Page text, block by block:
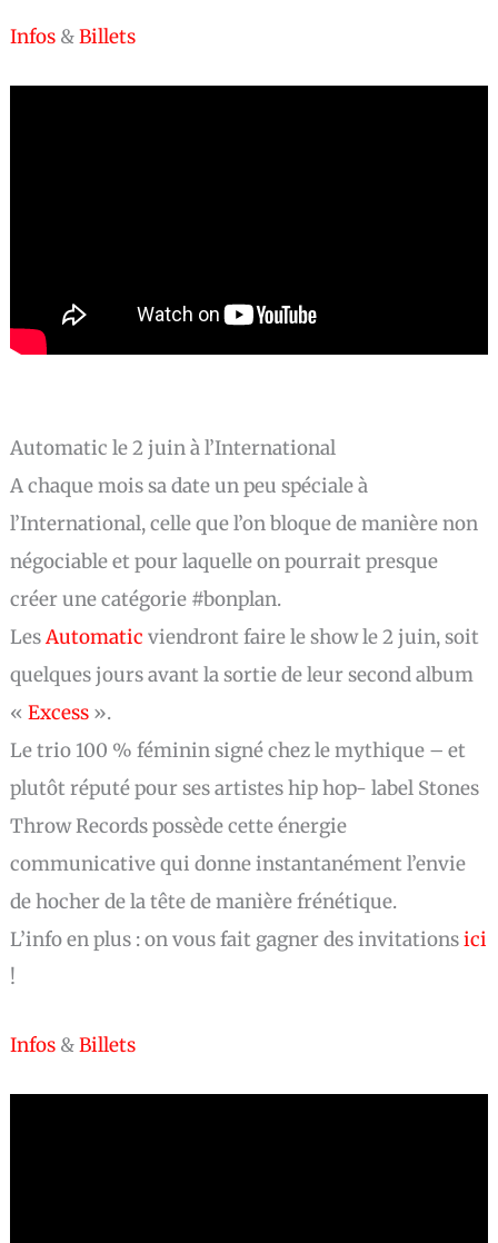
Infos &Billets
Automatic le 2 juin à l’International
A chaque mois sa date un peu spéciale à
l’International, celle que l’on bloque de manière non
négociable et pour laquelle on pourrait presque
créer une catégorie #bonplan.
LesAutomatic viendront faire le show le 2 juin, soit
quelques jours avant la sortie de leur second album
«Excess ».
Le trio 100 % féminin signé chez le mythique – et
plutôt réputé pour ses artistes hip hop- label Stones
Throw Records possède cette énergie
communicative qui donne instantanément l’envie
de hocher de la tête de manière frénétique.
L’info en plus : on vous fait gagner des invitationsici
!
Infos &Billets